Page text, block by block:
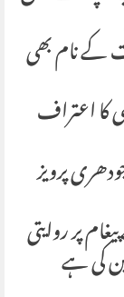
کے نام بھی
کا اعتراف
پرویز
پر روایتی
کی ہے